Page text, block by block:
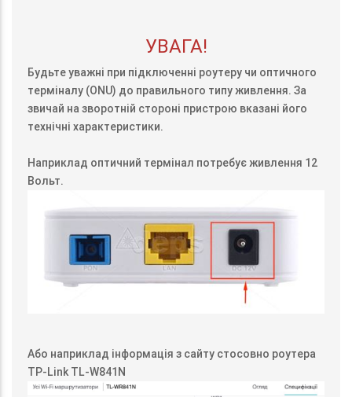
УВАГА!
Будьте уважні при підключенні роутеру чи оптичного
терміналу (ONU) до правильного типу живлення. За
звичай на зворотній стороні пристрою вказані його
технічні характеристики.
Наприклад оптичний термінал потребує живлення 12
Вольт.
Або наприклад інформація з сайту стосовно роутера
TP-Link TL-W841N